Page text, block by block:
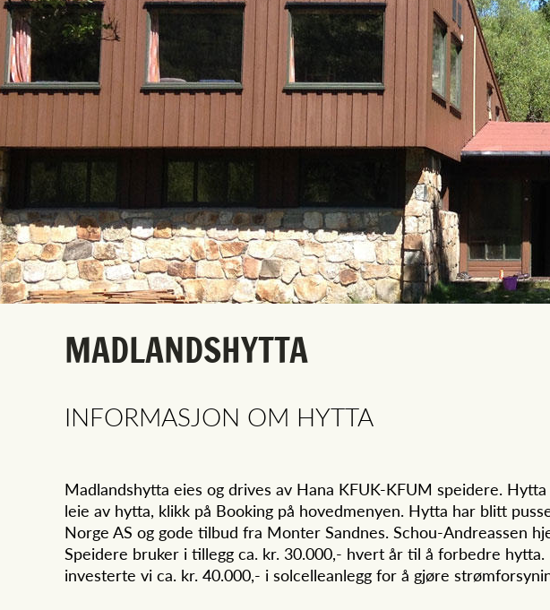
MADLANDSHYTTA
INFORMASJON OM HYTTA
Madlandshytta eies og drives av Hana KFUK-KFUM speidere.
leie av hytta, klikk på Booking på hovedmenyen. Hytta har blitt
Norge AS og gode tilbud fra Monter Sandnes. Schou-Andreassen
Speidere bruker i tillegg ca. kr. 30.000,- hvert år til å forbedre
investerte vi ca. kr. 40.000,- i solcelleanlegg for å gjøre